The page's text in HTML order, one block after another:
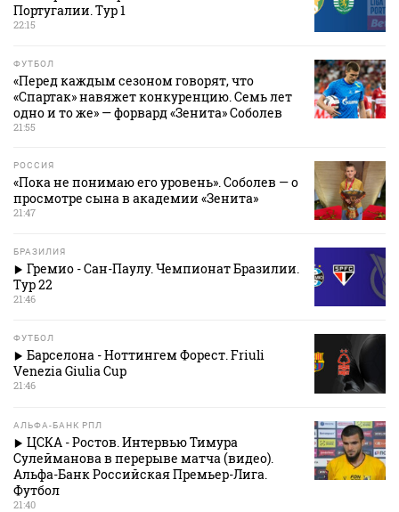
Португалии. Тур 1
22:15
ФУТБОЛ
«Перед каждым сезоном говорят, что
«Спартак» навяжет конкуренцию. Семь лет
одно и то же» — форвард «Зенита» Соболев
21:55
РОССИЯ
«Пока не понимаю его уровень». Соболев — о
просмотре сына в академии «Зенита»
21:47
БРАЗИЛИЯ
Гремио - Сан-Паулу. Чемпионат Бразилии.
Тур 22
21:46
ФУТБОЛ
Барселона - Ноттингем Форест. Friuli
Venezia Giulia Cup
21:46
АЛЬФА-БАНК РПЛ
ЦСКА - Ростов. Интервью Тимура
Сулейманова в перерыве матча (видео).
Альфа-Банк Российская Премьер-Лига.
Футбол
21:40